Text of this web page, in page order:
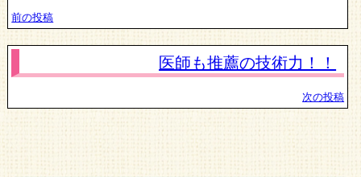
前の投稿
医師も推薦の技術力！！
次の投稿